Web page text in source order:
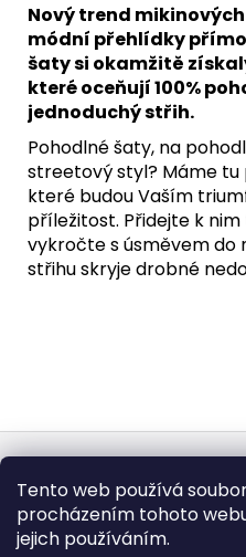
Tento web používá
procházením tohoto
jejich používáním.
Nový trend
módní přehlídky
šaty si okamžitě
které oceňují 100%
jednoduchý střih.
Pohodlné šaty, na
streetový styl? Máme tu
které budou Vaším
příležitost. Přidejte k
vykročte s úsměvem do
střihu skryje drobné
Z
á
a
Formulář pro vrátení -
Dopravy a platby
Podmínky ochrany osobních